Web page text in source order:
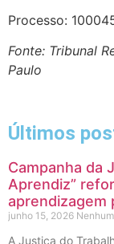
Processo:
Fonte: Tribunal
Paulo
Últimos
Campanha da
Aprendiz”
aprendizagem
junho 15, 2026
A Justiça do